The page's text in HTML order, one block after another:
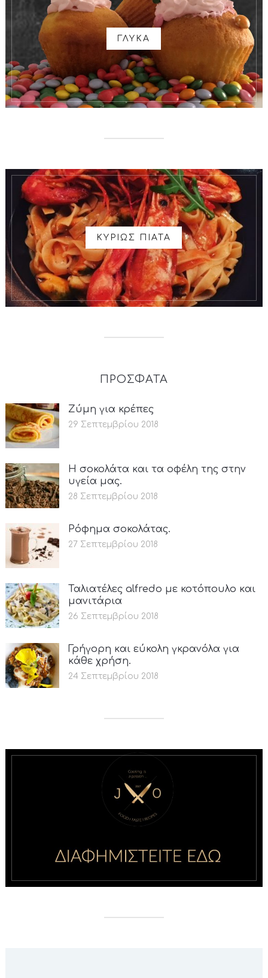
ΓΛΥΚΑ
ΚΥΡΙΩΣ ΠΙΑΤΑ
ΠΡΟΣΦΑΤΑ
Ζύμη για κρέπες
29 Σεπτεμβρίου 2018
Η σοκολάτα και τα οφέλη της στην
υγεία μας.
28 Σεπτεμβρίου 2018
Ρόφημα σοκολάτας.
27 Σεπτεμβρίου 2018
Ταλιατέλες alfredo με κοτόπουλο και
μανιτάρια
26 Σεπτεμβρίου 2018
Γρήγορη και εύκολη γκρανόλα για
κάθε χρήση.
24 Σεπτεμβρίου 2018